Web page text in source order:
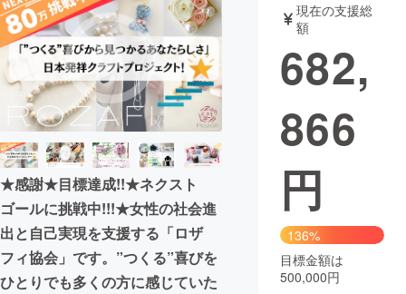
テクノロジー・ガジェット
映像・映画 書籍・雑誌
ビジネス・起業 チャレンジ
まちづくり・地域活性化
CAMPFIRE for Social Good
CAMPFIRE Creation
CAMPFIREふるさと納税machi-ya コミュニティ
★感謝★目標達成!!★ネクスト
ゴールに挑戦中!!!★女性の社会進
出と自己実現を支援する「ロザ
フィ協会」です。”つくる”喜びを
ひとりでも多くの方に感じていた
現在の支援総
額
682,
866
円
136%
目標金額は
500,000円